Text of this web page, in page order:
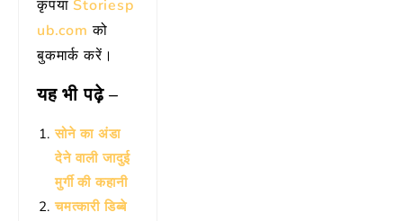
कृपया Storiesp
ub.com को
बुकमार्क करें।
यह भी पढ़े –
सोने का अंडा
देने वाली जादुई
मुर्गी की कहानी
चमत्कारी डिब्बे